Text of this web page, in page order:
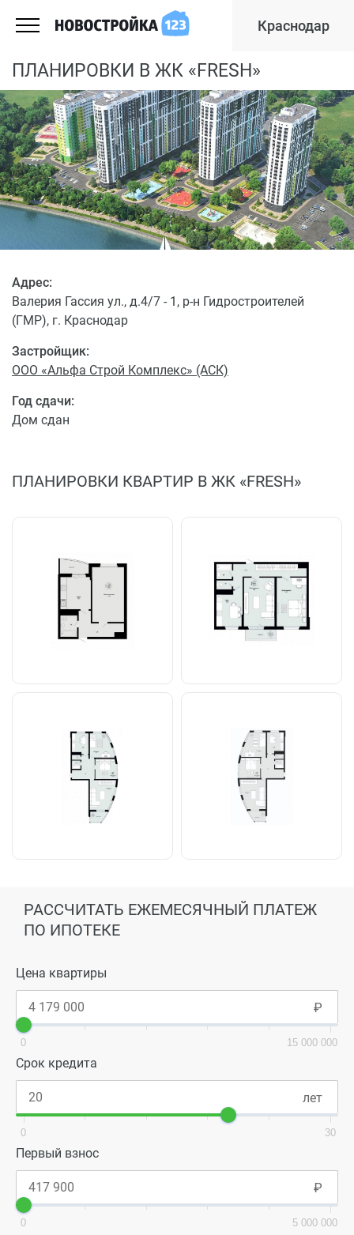
Краснодар
ПЛАНИРОВКИ В ЖК «FRESH»
Застройщик:
ООО «Альфа Строй Комплекс» (АСК)
Адрес:
Валерия Гассия ул., д.4/7 - 1, р-н Гидростроителей
(ГМР), г. Краснодар
Год сдачи:
Дом сдан
ПЛАНИРОВКИ КВАРТИР В ЖК «FRESH»
РАССЧИТАТЬ ЕЖЕМЕСЯЧНЫЙ ПЛАТЕЖ
ПО ИПОТЕКЕ
Цена квартиры
0 15 000 000
Срок кредита
0 30
Первый взнос
0 5 000 000